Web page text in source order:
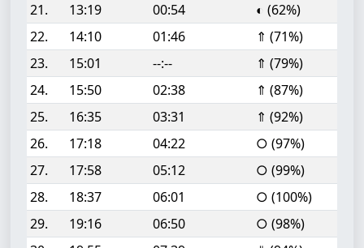
21.
13:19 00:54
◐ (62%)
22.
14:10 01:46
⇑ (71%)
23.
15:01 --:--
⇑ (79%)
24.
15:50 02:38
⇑ (87%)
25.
16:35 03:31
⇑ (92%)
26.
17:18 04:22
○ (97%)
27.
17:58 05:12
○ (99%)
28.
18:37 06:01
○ (100%)
29.
19:16 06:50
○ (98%)